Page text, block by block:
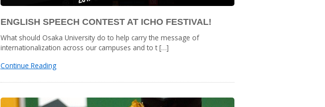
ENGLISH SPEECH CONTEST AT ICHO FESTIVAL!
What should Osaka University do to help carry the message of
internationalization across our campuses and to t […]
Continue Reading